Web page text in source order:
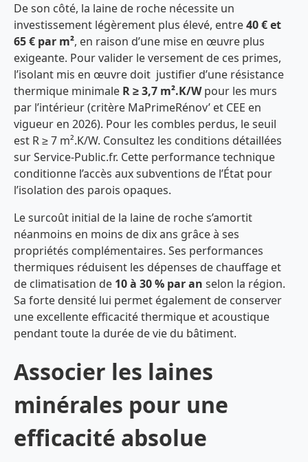
De son côté, la laine de roche nécessite un
investissement légèrement plus élevé, entre40 € et
65 € par m², en raison d’une mise en œuvre plus
exigeante. Pour valider le versement de ces primes,
l’isolant mis en œuvre doit justifier d’une résistance
thermique minimale R ≥ 3,7 m².K/Wpour les murs
par l’intérieur (critère MaPrimeRénov’ et CEE en
vigueur en 2026). Pour les combles perdus, le seuil
est R ≥ 7 m².K/W. Consultez les conditions détaillées
sur Service-Public.fr. Cette performance technique
conditionne l’accès aux subventions de l’État pour
l’isolation des parois opaques.
Le surcoût initial de la laine de roche s’amortit
néanmoins en moins de dix ans grâce à ses
propriétés complémentaires. Ses performances
thermiques réduisent les dépenses de chauffage et
de climatisation de 10 à 30 % par an selon la région.
Sa forte densité lui permet également de conserver
une excellente efficacité thermique et acoustique
pendant toute la durée de vie du bâtiment.
Associer les laines
minérales pour une
efficacité absolue